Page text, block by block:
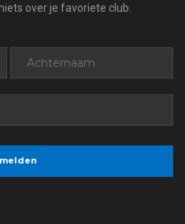
over je favoriete club.